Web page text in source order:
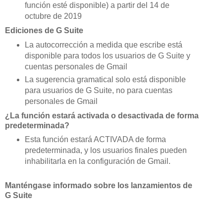
función esté disponible) a partir del 14 de
octubre de 2019
Ediciones de G Suite
La autocorrección a medida que escribe está
disponible para todos los usuarios de G Suite y
cuentas personales de Gmail
La sugerencia gramatical solo está disponible
para usuarios de G Suite, no para cuentas
personales de Gmail
¿La función estará activada o desactivada de forma
predeterminada?
Esta función estará ACTIVADA de forma
predeterminada, y los usuarios finales pueden
inhabilitarla en la configuración de Gmail.
Manténgase informado sobre los lanzamientos de
G Suite